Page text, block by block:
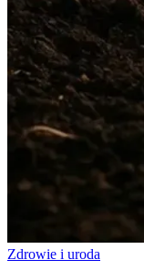
Zdrowie i uroda